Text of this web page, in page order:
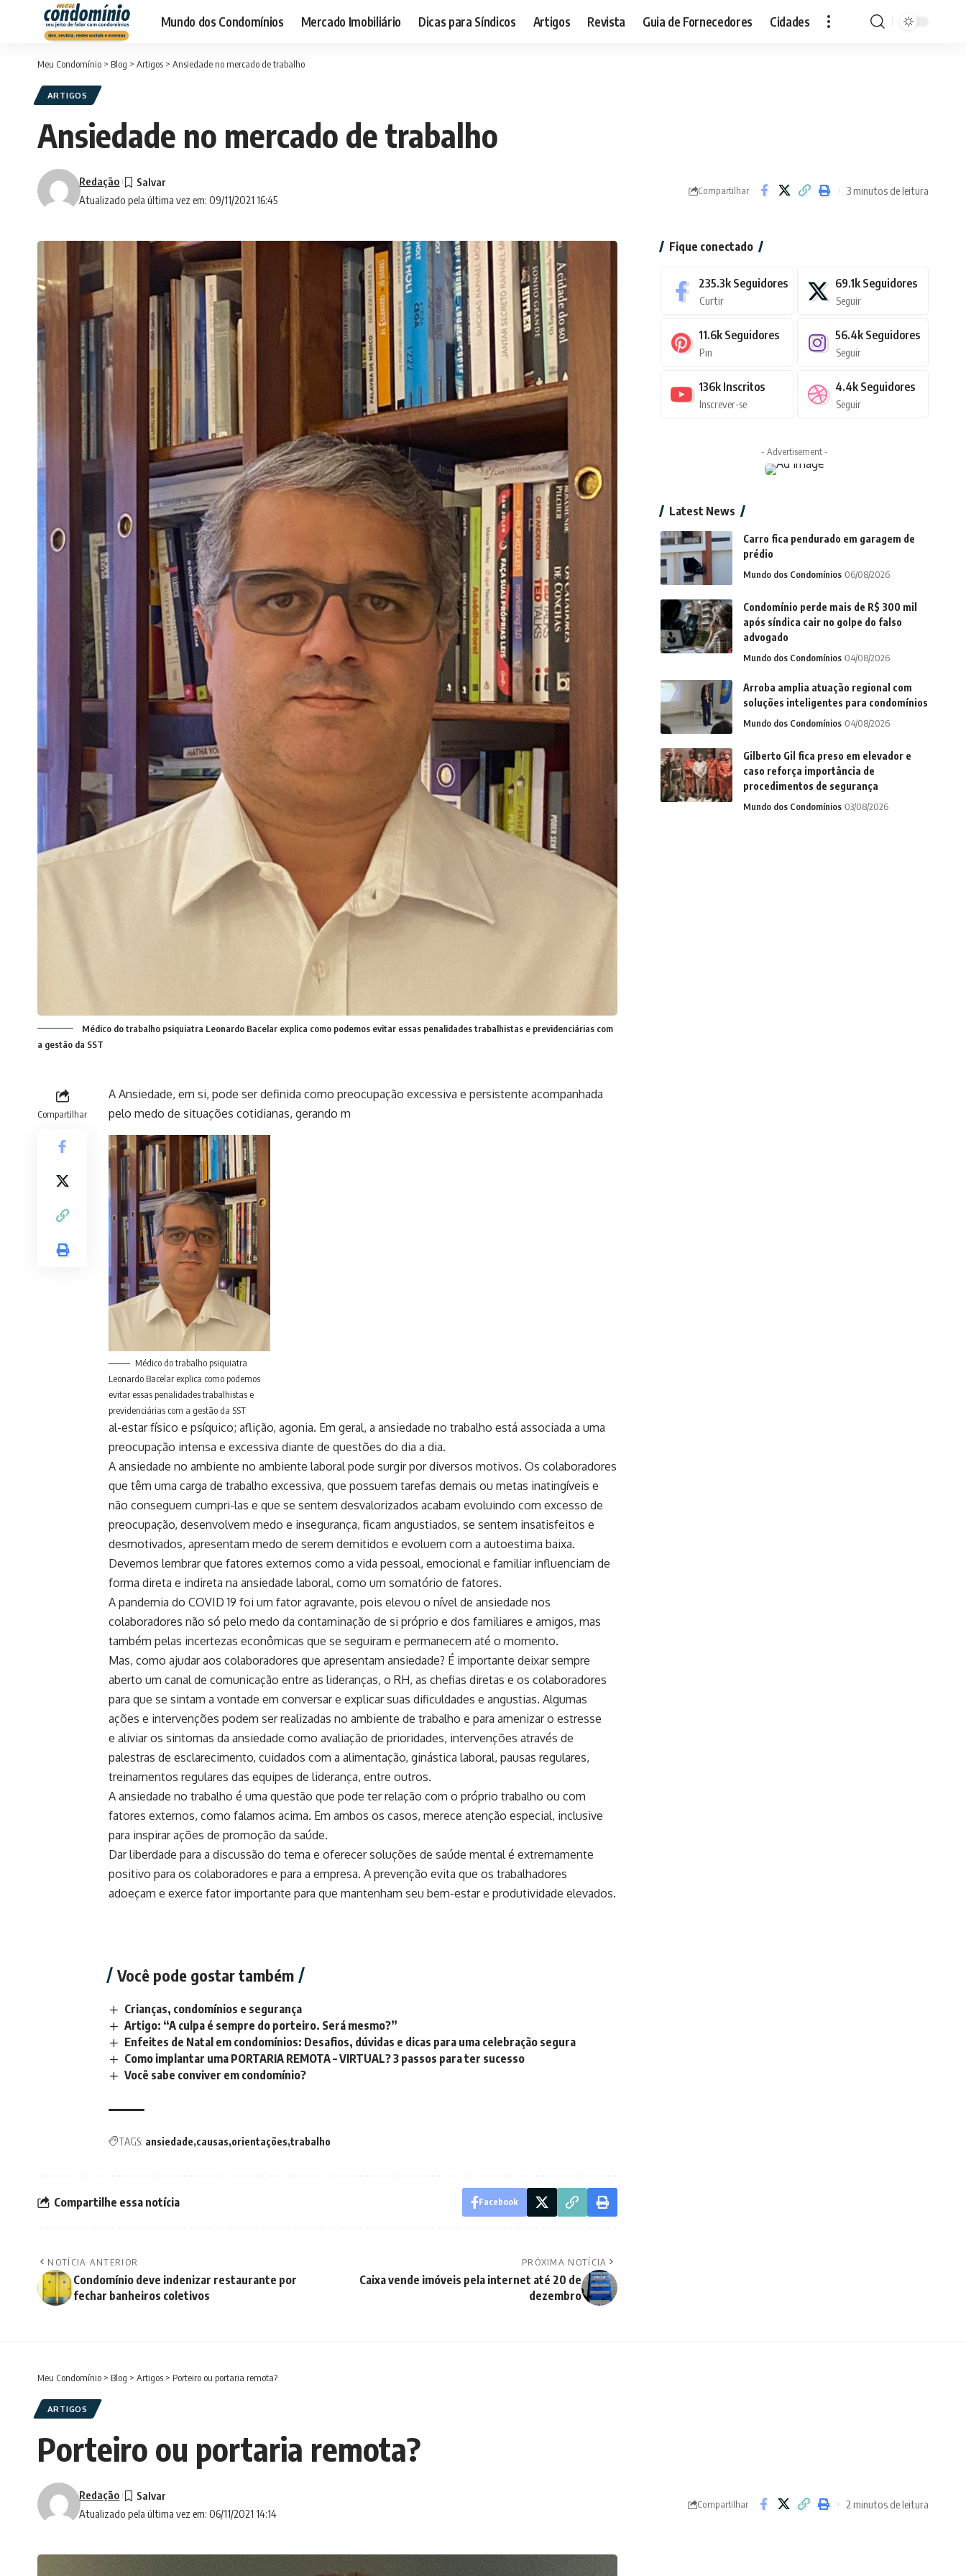
Mundo dos Condomínios Mercado Imobiliário Dicas para Síndicos Artigos Revista Guia de Fornecedores Cidades
Meu Condomínio > Blog > Artigos > Ansiedade no mercado de trabalho
ARTIGOS
Ansiedade no mercado de trabalho
Atualizado pela última vez em: 09/11/2021 16:45
Redação
Compartilhar 3 minutos de leitura
Médico do trabalho psiquiatra Leonardo Bacelar explica como podemos evitar essas penalidades trabalhistas e previdenciárias com
a gestão da SST
Compartilhar
A Ansiedade, em si, pode ser definida como preocupação excessiva e persistente acompanhada
pelo medo de situações cotidianas, gerando m
Médico do trabalho psiquiatra
Leonardo Bacelar explica como podemos
evitar essas penalidades trabalhistas e
previdenciárias com a gestão da SST
al-estar físico e psíquico; aflição, agonia. Em geral, a ansiedade no trabalho está associada a uma
preocupação intensa e excessiva diante de questões do dia a dia.
A ansiedade no ambiente no ambiente laboral pode surgir por diversos motivos. Os colaboradores
que têm uma carga de trabalho excessiva, que possuem tarefas demais ou metas inatingíveis e
não conseguem cumpri-las e que se sentem desvalorizados acabam evoluindo com excesso de
preocupação, desenvolvem medo e insegurança, ficam angustiados, se sentem insatisfeitos e
desmotivados, apresentam medo de serem demitidos e evoluem com a autoestima baixa.
Devemos lembrar que fatores externos como a vida pessoal, emocional e familiar influenciam de
forma direta e indireta na ansiedade laboral, como um somatório de fatores.
A pandemia do COVID 19 foi um fator agravante, pois elevou o nível de ansiedade nos
colaboradores não só pelo medo da contaminação de si próprio e dos familiares e amigos, mas
também pelas incertezas econômicas que se seguiram e permanecem até o momento.
Mas, como ajudar aos colaboradores que apresentam ansiedade? É importante deixar sempre
aberto um canal de comunicação entre as lideranças, o RH, as chefias diretas e os colaboradores
para que se sintam a vontade em conversar e explicar suas dificuldades e angustias. Algumas
ações e intervenções podem ser realizadas no ambiente de trabalho e para amenizar o estresse
e aliviar os sintomas da ansiedade como avaliação de prioridades, intervenções através de
palestras de esclarecimento, cuidados com a alimentação, ginástica laboral, pausas regulares,
treinamentos regulares das equipes de liderança, entre outros.
A ansiedade no trabalho é uma questão que pode ter relação com o próprio trabalho ou com
fatores externos, como falamos acima. Em ambos os casos, merece atenção especial, inclusive
para inspirar ações de promoção da saúde.
Dar liberdade para a discussão do tema e oferecer soluções de saúde mental é extremamente
positivo para os colaboradores e para a empresa. A prevenção evita que os trabalhadores
adoeçam e exerce fator importante para que mantenham seu bem-estar e produtividade elevados.
Você pode gostar também
Crianças, condomínios e segurança
Artigo: “A culpa é sempre do porteiro. Será mesmo?”
Enfeites de Natal em condomínios: Desafios, dúvidas e dicas para uma celebração segura
Como implantar uma PORTARIA REMOTA – VIRTUAL? 3 passos para ter sucesso
Você sabe conviver em condomínio?
TAGS: ansiedade causas orientações trabalho
Compartilhe essa notícia Facebook
NOTÍCIA ANTERIOR
Condomínio deve indenizar restaurante por
fechar banheiros coletivos
PRÓXIMA NOTÍCIA
Caixa vende imóveis pela internet até 20 de
dezembro
Fique conectado
235.3k Seguidores
Curtir
69.1k Seguidores
Seguir
11.6k Seguidores
Pin
56.4k Seguidores
Seguir
136k Inscritos
Inscrever-se
4.4k Seguidores
Seguir
- Advertisement -
Latest News
Carro fica pendurado em garagem de
prédio
Mundo dos Condomínios 06/08/2026
Condomínio perde mais de R$ 300 mil
após síndica cair no golpe do falso
advogado
Mundo dos Condomínios 04/08/2026
Arroba amplia atuação regional com
soluções inteligentes para condomínios
Mundo dos Condomínios 04/08/2026
Gilberto Gil fica preso em elevador e
caso reforça importância de
procedimentos de segurança
Mundo dos Condomínios 03/08/2026
Meu Condomínio > Blog > Artigos > Porteiro ou portaria remota?
ARTIGOS
Porteiro ou portaria remota?
Atualizado pela última vez em: 06/11/2021 14:14
Redação
Compartilhar 2 minutos de leitura